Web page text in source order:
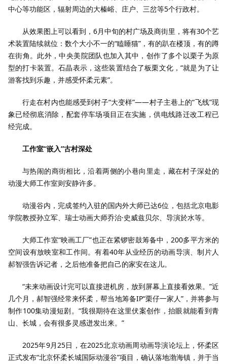
中心等功能区，辐射周边的大榛峪、庄户、三岔等5个行政村。
从效果图上可以看到，6月中旬的村广场及商街里，将有30个艺
术装置陆续就位：数个大小不一的“瞌睡猫”，有的趴在楼顶，有的蹲
在街角。此外，中央美院团队也加入其中，创作了多个以栗子为原
型的打卡装置。石晶表示，这些装置结合了板栗文化，“就是为了让
游客找到乐趣，并感受怀柔元素”。
行走在村内也能感受到村子“大变样”——村子主巷上的“飞线”现
象已经彻底消除，配套停车场项目正在实施，供电线路迁改工程已
经完成。
工作室“嵌入”古村深处
与热闹的商街相比，沿着两侧的小巷向里走，藏在村子深处的
动漫大师工作室则安静许多。
动漫谷内，完成签约入驻的国内外大师已达6位，包括北京电影
学院教授孙立军、瑞士动画大师乔治·史威兹贝尔、导演於水等。
大师工作室“映画工厂”也正在紧锣密鼓筹备中，200多平方米的
空间设有放映室和工作间。有着40年从业经历的动画导演、制片人
郝智强告诉记者，之后他准备把自己的家安在这儿。
“未来动画设计完可以直接进机房，放到屏幕上直接看效果。”近
几个月，郝智强经常来怀柔，帮当地筹备IP“栗仔一家人”，并将参与
制作100集动漫短剧。“我很期待在这里伏案创作，抬眼就能看到青
山、长城，会有很多灵感迸发出来。”
2025年9月25日，在2025北京动画周动画导演论坛上，怀柔区
正式发布“北京怀柔长城国际动漫谷”项目，确认落地渤海镇，并于当